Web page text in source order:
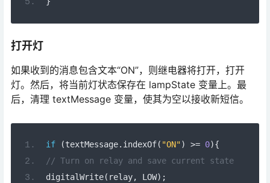
打开灯
如果收到的消息包含文本“ON”，则继电器将打开，打开
灯。然后，将当前灯状态保存在 lampState 变量上。最
后，清理 textMessage 变量，使其为空以接收新短信。
if (textMessage. indexOf( "ON") >= 0){
// Turn on relay and save current state
digitalWrite( relay, LOW);